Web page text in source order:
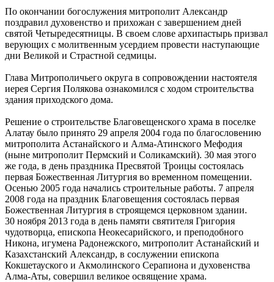
По окончании богослужения митрополит Александр
поздравил духовенство и прихожан с завершением дней
святой Четыредесятницы. В своем слове архипастырь призвал
верующих с молитвенным усердием провести наступающие
дни Великой и Страстной седмицы.
Глава Митрополичьего округа в сопровождении настоятеля
иерея Сергия Полякова ознакомился с ходом строительства
здания приходского дома.
Решение о строительстве Благовещенского храма в поселке
Алатау было принято 29 апреля 2004 года по благословению
митрополита Астанайского и Алма-Атинского Мефодия
(ныне митрополит Пермский и Соликамский). 30 мая этого
же года, в день праздника Пресвятой Троицы состоялась
первая Божественная Литургия во временном помещении.
Осенью 2005 года начались строительные работы. 7 апреля
2008 года на праздник Благовещения состоялась первая
Божественная Литургия в строящемся церковном здании.
30 ноября 2013 года в день памяти святителя Григория
чудотворца, епископа Неокесарийского, и преподобного
Никона, игумена Радонежского, митрополит Астанайский и
Казахстанский Александр, в сослужении епископа
Кокшетауского и Акмолинского Серапиона и духовенства
Алма-Аты, совершил великое освящение храма.